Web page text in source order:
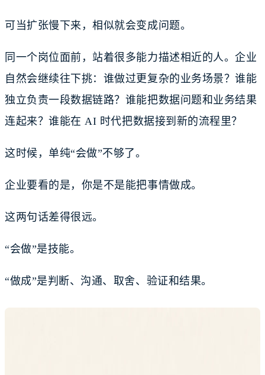
可当扩张慢下来，相似就会变成问题。
同一个岗位面前，站着很多能力描述相近的人。企业
自然会继续往下挑：谁做过更复杂的业务场景？谁能
独立负责一段数据链路？谁能把数据问题和业务结果
连起来？谁能在 AI 时代把数据接到新的流程里？
这时候，单纯“会做”不够了。
企业要看的是，你是不是能把事情做成。
这两句话差得很远。
“会做”是技能。
“做成”是判断、沟通、取舍、验证和结果。